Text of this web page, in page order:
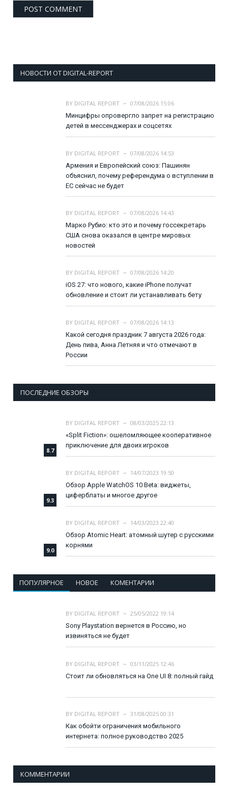
НОВОСТИ ОТ DIGITAL-REPORT
BY DIGITAL REPORT
07/08/2026 15:06
Минцифры опровергло запрет на регистрацию
детей в мессенджерах и соцсетях
BY DIGITAL REPORT
07/08/2026 14:53
Армения и Европейский союз: Пашинян
объяснил, почему референдума о вступлении в
ЕС сейчас не будет
BY DIGITAL REPORT
07/08/2026 14:43
Марко Рубио: кто это и почему госсекретарь
США снова оказался в центре мировых
новостей
BY DIGITAL REPORT
07/08/2026 14:20
iOS 27: что нового, какие iPhone получат
обновление и стоит ли устанавливать бету
BY DIGITAL REPORT
07/08/2026 14:13
Какой сегодня праздник 7 августа 2026 года:
День пива, Анна Летняя и что отмечают в
России
ПОСЛЕДНИЕ ОБЗОРЫ
8.7
BY DIGITAL REPORT
08/03/2025 22:13
«Split Fiction»: ошеломляющее кооперативное
приключение для двоих игроков
9.3
BY DIGITAL REPORT
14/07/2023 19:50
Обзор Apple WatchOS 10 Beta: виджеты,
циферблаты и многое другое
9.0
BY DIGITAL REPORT
14/03/2023 22:40
Обзор Atomic Heart: атомный шутер с русскими
корнями
ПОПУЛЯРНОЕ НОВОЕ КОМЕНТАРИИ
BY DIGITAL REPORT
25/05/2022 19:14
Sony Playstation вернется в Россию, но
извиняться не будет
BY DIGITAL REPORT
03/11/2025 12:46
Стоит ли обновляться на One UI 8: полный гайд
BY DIGITAL REPORT
31/08/2025 00:31
Как обойти ограничения мобильного
интернета: полное руководство 2025
КОММЕНТАРИИ